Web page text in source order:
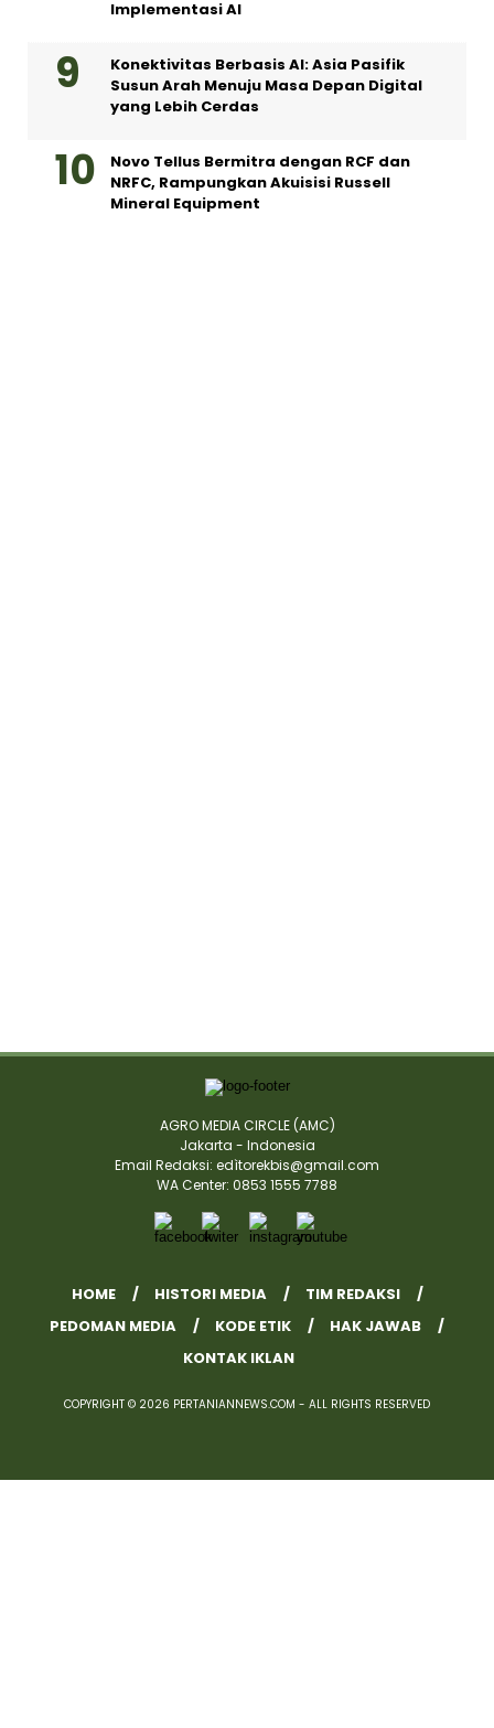
Implementasi AI
Konektivitas Berbasis AI: Asia Pasifik
Susun Arah Menuju Masa Depan Digital
yang Lebih Cerdas
Novo Tellus Bermitra dengan RCF dan
NRFC, Rampungkan Akuisisi Russell
Mineral Equipment
AGRO MEDIA CIRCLE (AMC)
Jakarta - Indonesia
Email Redaksi: edìtorekbis@gmail.com
WA Center: 0853 1555 7788
HOME HISTORI MEDIA
TIM REDAKSI
PEDOMAN MEDIA
KODE ETIK
HAK JAWAB
KONTAK IKLAN
COPYRIGHT © 2026 PERTANIANNEWS.COM - ALL RIGHTS RESERVED